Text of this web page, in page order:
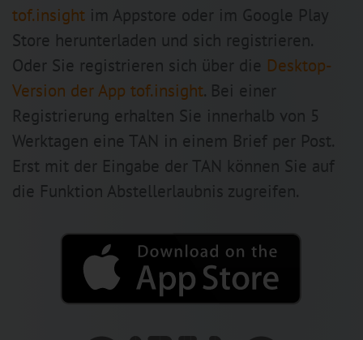
tof.insight im Appstore oder im Google Play
Store herunterladen und sich registrieren.
Oder Sie registrieren sich über die Desktop-
Version der App tof.insight. Bei einer
Registrierung erhalten Sie innerhalb von 5
Werktagen eine TAN in einem Brief per Post.
Erst mit der Eingabe der TAN können Sie auf
die Funktion Abstellerlaubnis zugreifen.